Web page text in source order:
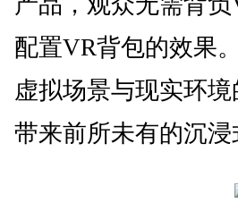
配置VR背包的效果
虚拟场景与现实环
带来前所未有的沉浸